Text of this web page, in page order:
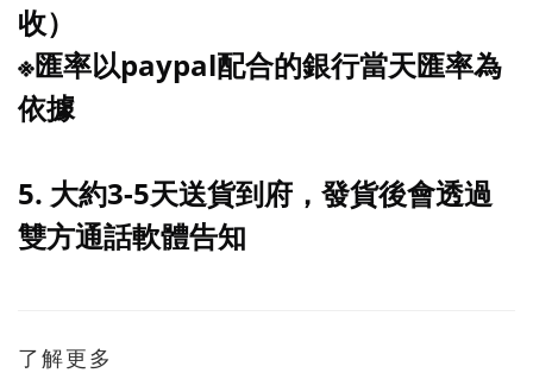
收）
※匯率以paypal配合的銀行當天匯率為
依據
5. 大約3-5天送貨到府，發貨後會透過
雙方通話軟體告知
了解更多